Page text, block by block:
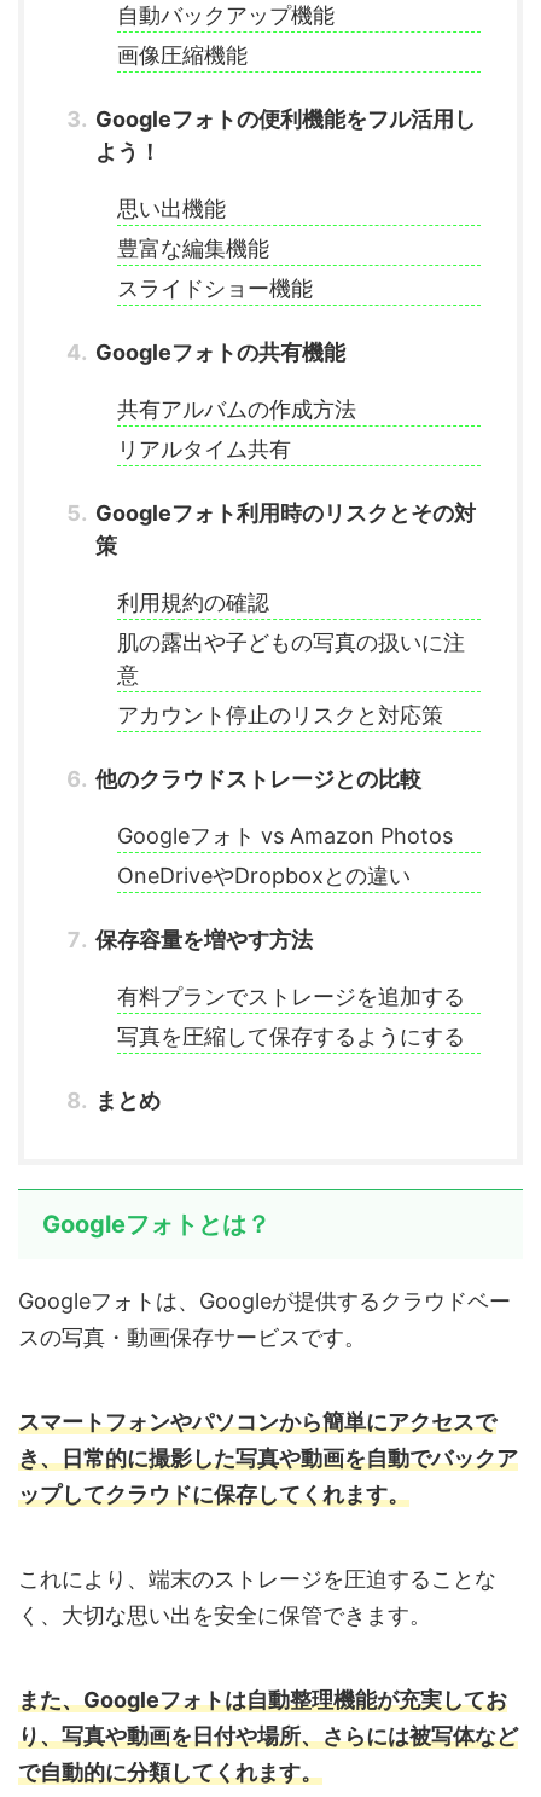
自動バックアップ機能
画像圧縮機能
Googleフォトの便利機能をフル活用し
よう！
思い出機能
豊富な編集機能
スライドショー機能
Googleフォトの共有機能
共有アルバムの作成方法
リアルタイム共有
Googleフォト利用時のリスクとその対
策
利用規約の確認
肌の露出や子どもの写真の扱いに注
意
アカウント停止のリスクと対応策
他のクラウドストレージとの比較
Googleフォト vs Amazon Photos
OneDriveやDropboxとの違い
保存容量を増やす方法
有料プランでストレージを追加する
写真を圧縮して保存するようにする
まとめ
Googleフォトとは？
Googleフォトは、Googleが提供するクラウドベー
スの写真・動画保存サービスです。
スマートフォンやパソコンから簡単にアクセスで
き、日常的に撮影した写真や動画を自動でバックア
ップしてクラウドに保存してくれます。
これにより、端末のストレージを圧迫することな
く、大切な思い出を安全に保管できます。
また、Googleフォトは自動整理機能が充実してお
り、写真や動画を日付や場所、さらには被写体など
で自動的に分類してくれます。